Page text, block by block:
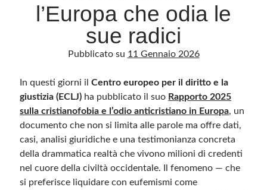
Categorie
Categorie
Questo blog non rappresenta una testata giornalistica, in quanto viene aggiornato
senza alcuna periodicità. Non può pertanto considerarsi un prodotto editoriale ai
sensi della legge n· 62 del 7.03.2001. L’autore non è responsabile di quanto
l’Europa che odia le
sue radici
Pubblicato su 11 Gennaio 2026
In questi giorni ilCentro europeo per il diritto e la
giustizia (ECLJ) ha pubblicato il suo Rapporto 2025
sulla cristianofobia e l’odio anticristiano in Europa, un
documento che non si limita alle parole ma offre dati,
casi, analisi giuridiche e una testimonianza concreta
della drammatica realtà che vivono milioni di credenti
nel cuore della civiltà occidentale. Il fenomeno — che
si preferisce liquidare con eufemismi come